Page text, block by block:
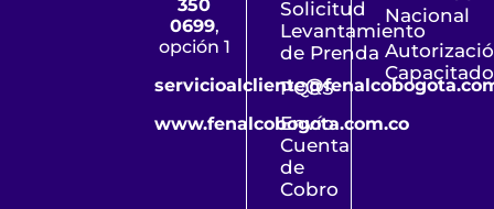
350
0699,
opción 1
www.fenalcobogota.com.co
Solicitud
Levantamiento
de Prenda
PQRS
Envío
Cuenta
de
Cobro
Nacional